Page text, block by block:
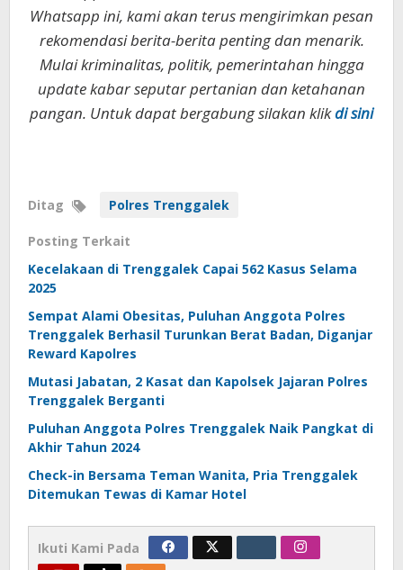
Whatsapp ini, kami akan terus mengirimkan pesan
rekomendasi berita-berita penting dan menarik.
Mulai kriminalitas, politik, pemerintahan hingga
update kabar seputar pertanian dan ketahanan
pangan. Untuk dapat bergabung silakan klikdi sini
Ditag Polres Trenggalek
Posting Terkait
Kecelakaan di Trenggalek Capai 562 Kasus Selama
2025
Sempat Alami Obesitas, Puluhan Anggota Polres
Trenggalek Berhasil Turunkan Berat Badan, Diganjar
Reward Kapolres
Mutasi Jabatan, 2 Kasat dan Kapolsek Jajaran Polres
Trenggalek Berganti
Puluhan Anggota Polres Trenggalek Naik Pangkat di
Akhir Tahun 2024
Check-in Bersama Teman Wanita, Pria Trenggalek
Ditemukan Tewas di Kamar Hotel
Ikuti Kami Pada